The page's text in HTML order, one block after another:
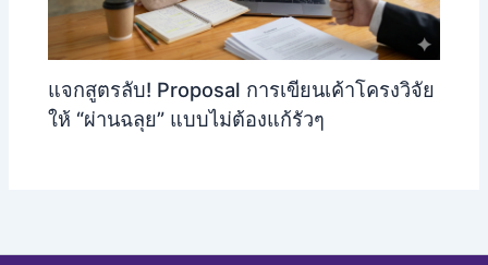
แจกสูตรลับ! Proposal การเขียนเค้าโครงวิจัย
ให้ “ผ่านฉลุย” แบบไม่ต้องแก้รัวๆ